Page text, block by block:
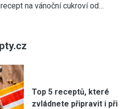
na vánoční cukroví od…
Top 5 receptů, které
zvládnete připravit i při